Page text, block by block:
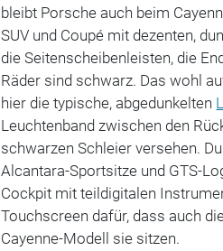
bleibt Porsche auch beim
SUV und Coupé mit dezenten,
die Seitenscheibenleisten, die
Räder sind schwarz. Das wohl
hier die typische, abgedunkelten
Leuchtenband zwischen den
schwarzen Schleier versehen.
Alcantara-Sportsitze und GTS-
Cockpit mit teildigitalen
Touchscreen dafür, dass auch
Cayenne-Modell sie sitzen.